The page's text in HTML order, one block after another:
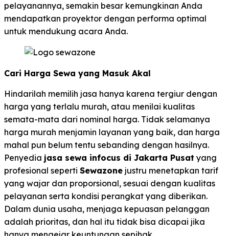
pelayanannya, semakin besar kemungkinan Anda
mendapatkan proyektor dengan performa optimal
untuk mendukung acara Anda.
Cari Harga Sewa yang Masuk Akal
Hindarilah memilih jasa hanya karena tergiur dengan
harga yang terlalu murah, atau menilai kualitas
semata-mata dari nominal harga. Tidak selamanya
harga murah menjamin layanan yang baik, dan harga
mahal pun belum tentu sebanding dengan hasilnya.
Penyedia jasa sewa infocus di Jakarta Pusat yang
profesional seperti Sewazone justru menetapkan tarif
yang wajar dan proporsional, sesuai dengan kualitas
pelayanan serta kondisi perangkat yang diberikan.
Dalam dunia usaha, menjaga kepuasan pelanggan
adalah prioritas, dan hal itu tidak bisa dicapai jika